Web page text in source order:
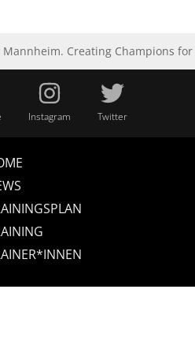
Creating Champions for
Instagram Twitter